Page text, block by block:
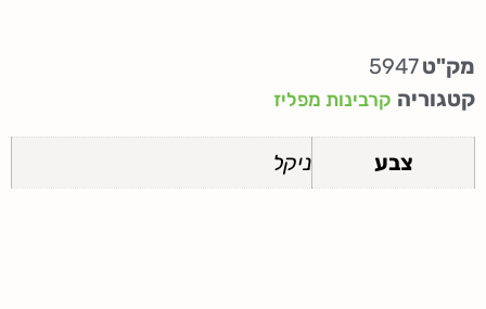
מק"ט5947
קטגוריה קרבינות מפליז
צבע ניקל